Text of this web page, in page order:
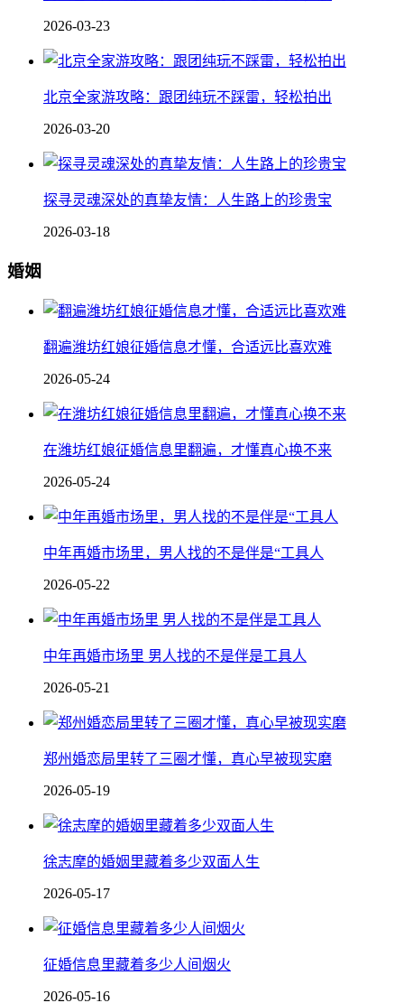
2026-03-23
北京全家游攻略：跟团纯玩不踩雷，轻松拍出
2026-03-20
探寻灵魂深处的真挚友情：人生路上的珍贵宝
2026-03-18
婚姻
翻遍潍坊红娘征婚信息才懂，合适远比喜欢难
2026-05-24
在潍坊红娘征婚信息里翻遍，才懂真心换不来
2026-05-24
中年再婚市场里，男人找的不是伴是“工具人
2026-05-22
中年再婚市场里 男人找的不是伴是工具人
2026-05-21
郑州婚恋局里转了三圈才懂，真心早被现实磨
2026-05-19
徐志摩的婚姻里藏着多少双面人生
2026-05-17
征婚信息里藏着多少人间烟火
2026-05-16